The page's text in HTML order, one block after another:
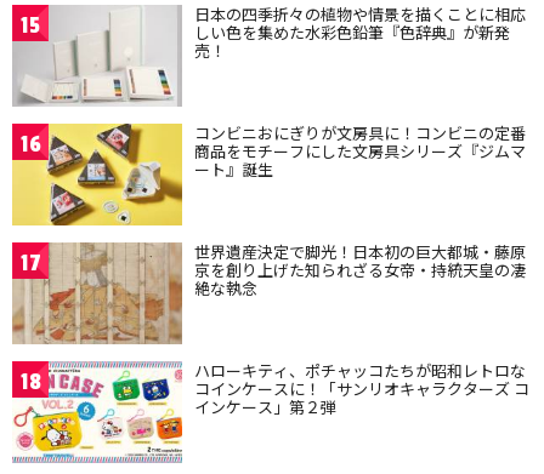
15 日本の四季折々の植物や情景を描くことに相応
しい色を集めた水彩色鉛筆『色辞典』が新発
売！
16 コンビニおにぎりが文房具に！コンビニの定番
商品をモチーフにした文房具シリーズ『ジムマ
ート』誕生
17 世界遺産決定で脚光！日本初の巨大都城・藤原
京を創り上げた知られざる女帝・持統天皇の凄
絶な執念
18 ハローキティ、ポチャッコたちが昭和レトロな
コインケースに！「サンリオキャラクターズ コ
インケース」第２弾